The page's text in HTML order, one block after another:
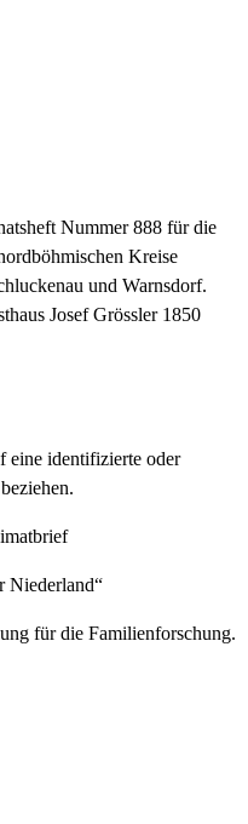
Nummer 888 für die
Kreise
und Warnsdorf.
Josef Grössler 1850
identifizierte oder
Niederland“
für die Familienforschung.